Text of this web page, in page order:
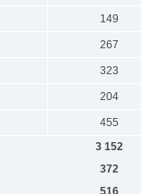
149
267
323
204
455
3 152
372
516